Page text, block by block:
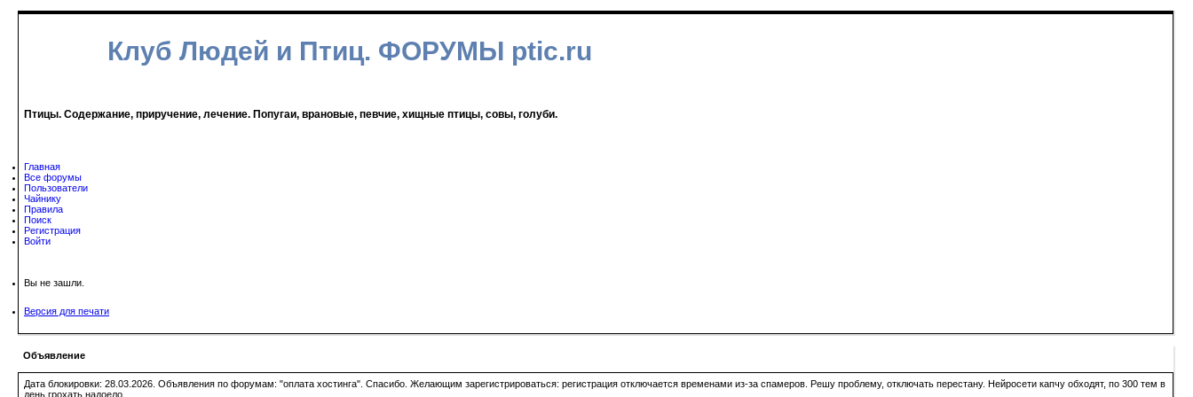
Клуб Людей и Птиц. ФОРУМЫ ptic.ru
Птицы. Содержание, приручение, лечение. Попугаи, врановые, певчие, хищные птицы, совы, голуби.
Главная
Все форумы
Пользователи
Чайнику
Правила
Поиск
Регистрация
Войти
Вы не зашли.
Версия для печати
Объявление
Дата блокировки: 28.03.2026. Объявления по форумам: "оплата хостинга". Спасибо. Желающим зарегистрироваться: регистрация отключается временами из-за спамеров. Решу проблему, отключать перестану. Нейросети капчу обходят, по 300 тем в
день грохать надоело.